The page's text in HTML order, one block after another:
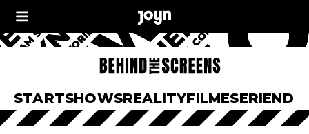
STARTSHOWSREALITYFILMESERIEN